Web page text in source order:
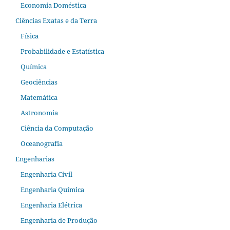
Economia Doméstica
Ciências Exatas e da Terra
Física
Probabilidade e Estatística
Química
Geociências
Matemática
Astronomia
Ciência da Computação
Oceanografia
Engenharias
Engenharia Civil
Engenharia Química
Engenharia Elétrica
Engenharia de Produção